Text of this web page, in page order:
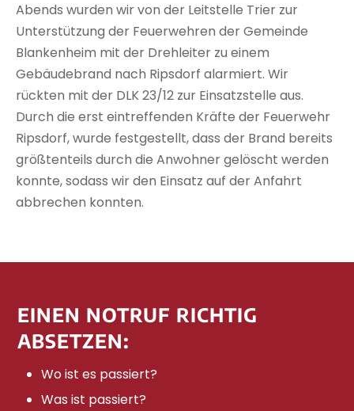
Abends wurden wir von der Leitstelle Trier zur
Unterstützung der Feuerwehren der Gemeinde
Blankenheim mit der Drehleiter zu einem
Gebäudebrand nach Ripsdorf alarmiert. Wir
rückten mit der DLK 23/12 zur Einsatzstelle aus.
Durch die erst eintreffenden Kräfte der Feuerwehr
Ripsdorf, wurde festgestellt, dass der Brand bereits
größtenteils durch die Anwohner gelöscht werden
konnte, sodass wir den Einsatz auf der Anfahrt
abbrechen konnten.
EINEN NOTRUF RICHTIG
ABSETZEN:
Wo ist es passiert?
Was ist passiert?